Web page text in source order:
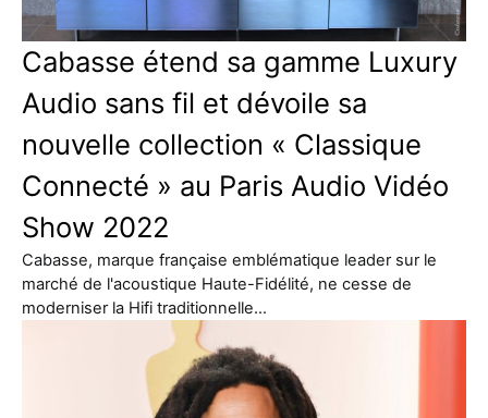
Cabasse étend sa gamme Luxury
Audio sans fil et dévoile sa
nouvelle collection « Classique
Connecté » au Paris Audio Vidéo
Show 2022
Cabasse, marque française emblématique leader sur le
marché de l'acoustique Haute-Fidélité, ne cesse de
moderniser la Hifi traditionnelle…